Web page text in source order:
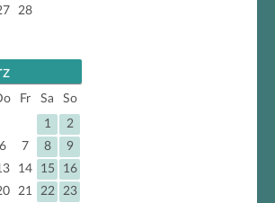
28
Fr Sa
So
1
2
6 7 8
9
14 15
16
21 22
23